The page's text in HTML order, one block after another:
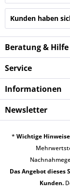
Kunden haben
Beratung & Hilfe
Service
Informationen
Newsletter
* Wichtige
Das Angebot
Kunden.